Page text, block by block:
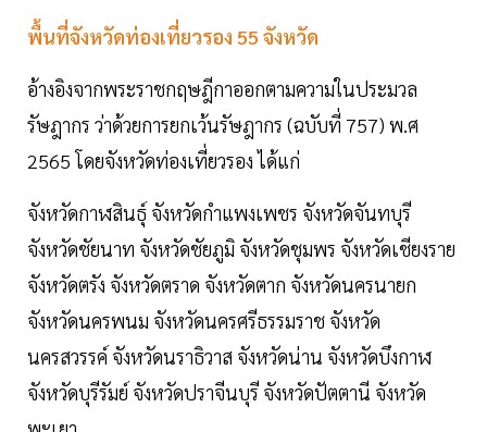
พื้นที่จังหวัดท่องเที่ยวรอง 55 จังหวัด
อ้างอิงจากพระราชกฤษฎีกาออกตามความในประมวล
รัษฎากร ว่าด้วยการยกเว้นรัษฎากร (ฉบับที่ 757) พ.ศ
2565 โดยจังหวัดท่องเที่ยวรอง ได้แก่
จังหวัดกาฬสินธุ์ จังหวัดกำแพงเพชร จังหวัดจันทบุรี
จังหวัดชัยนาท จังหวัดชัยภูมิ จังหวัดชุมพร จังหวัดเชียงราย
จังหวัดตรัง จังหวัดตราด จังหวัดตาก จังหวัดนครนายก
จังหวัดนครพนม จังหวัดนครศรีธรรมราช จังหวัด
นครสวรรค์ จังหวัดนราธิวาส จังหวัดน่าน จังหวัดบึงกาฬ
จังหวัดบุรีรัมย์ จังหวัดปราจีนบุรี จังหวัดปัตตานี จังหวัด